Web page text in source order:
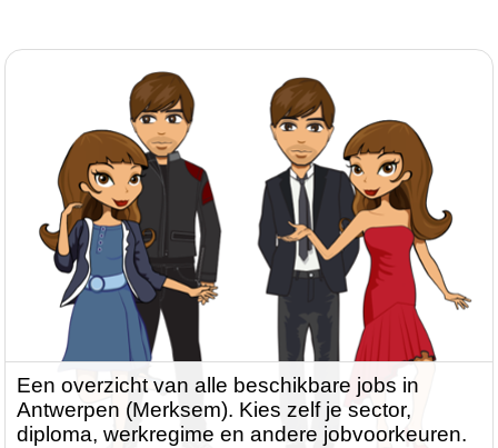
Een overzicht van alle beschikbare jobs in
Antwerpen (Merksem). Kies zelf je sector,
diploma, werkregime en andere jobvoorkeuren.